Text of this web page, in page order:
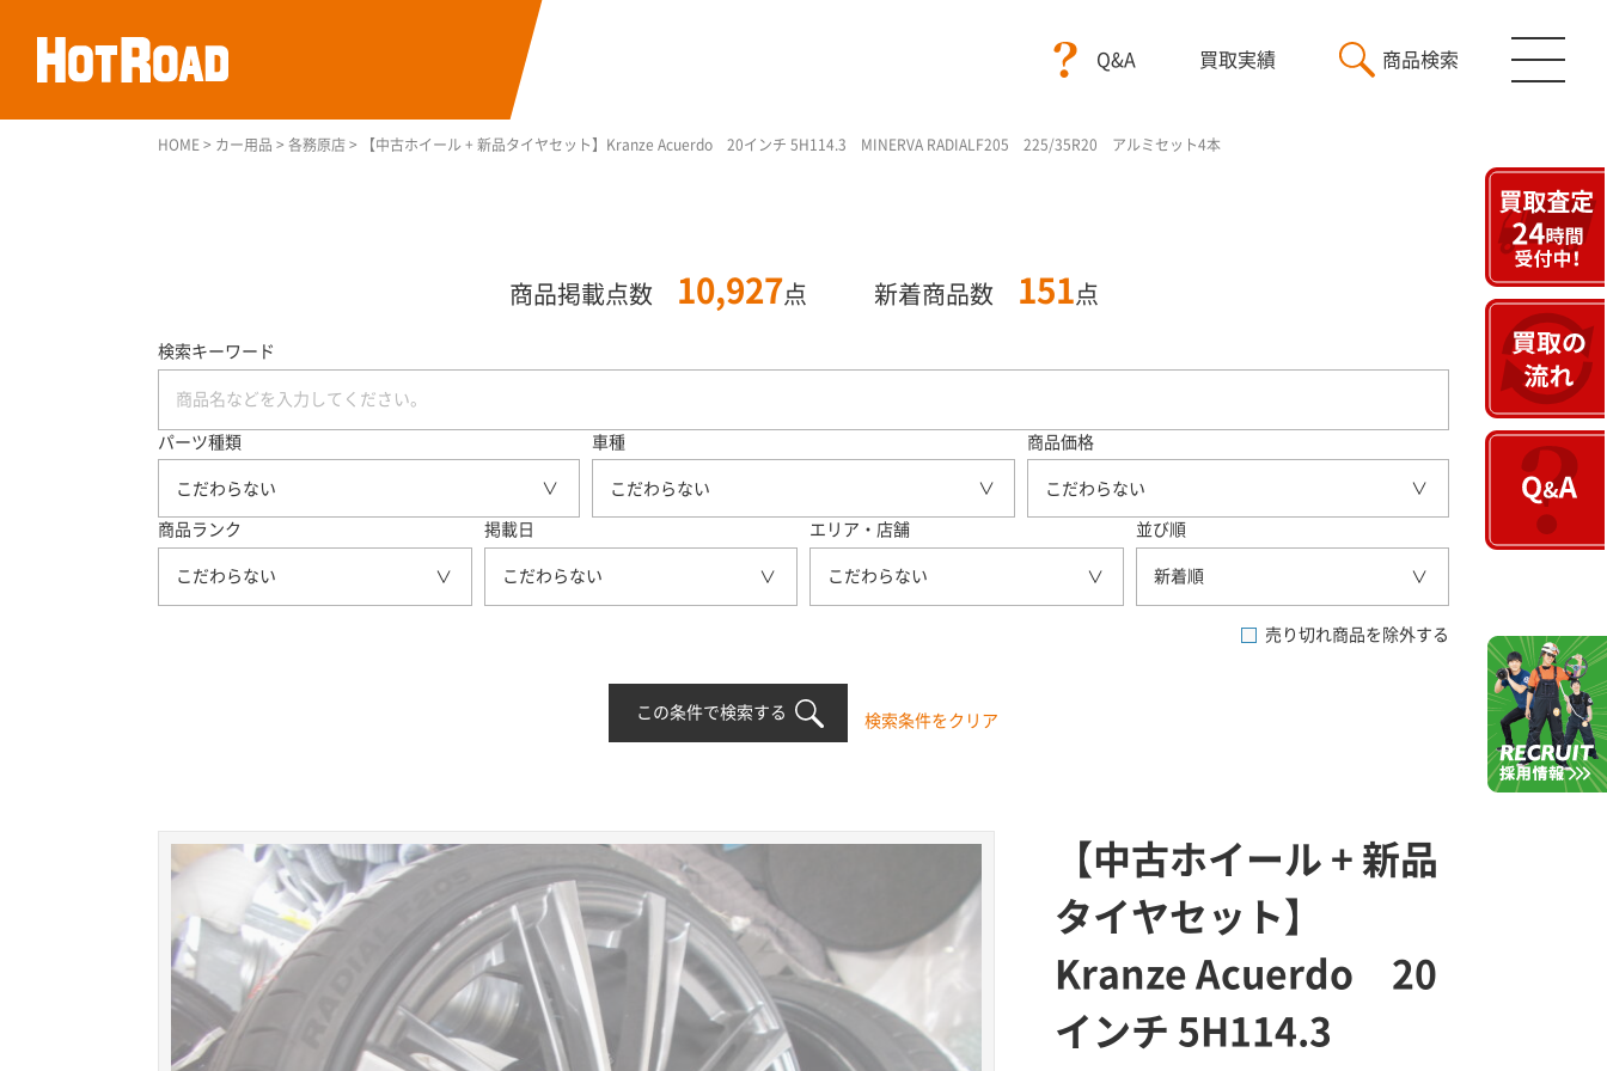
Q&A 買取実績 商品検索
HOME > カー用品 > 各務原店 > 【中古ホイール + 新品タイヤセット】Kranze Acuerdo 20インチ 5H114.3 MINERVA RADIALF205 225/35R20 アルミセット4本
商品掲載点数 10,927点 新着商品数 151 点
検索キーワード
パーツ種類
こだわらない
車種
こだわらない
商品価格
こだわらない
商品ランク
こだわらない
掲載日
こだわらない
エリア・店舗
こだわらない
並び順
新着順
売り切れ商品を除外する
この条件で検索する 検索条件をクリア
【中古ホイール + 新品
タイヤセット】
Kranze Acuerdo 20
インチ 5H114.3